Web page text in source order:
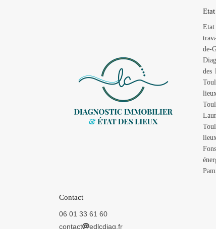
Etat
de-
des
Contact
06 01 33 61 60
contact
edlcdiag.fr